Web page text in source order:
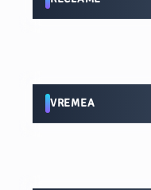
VREMEA